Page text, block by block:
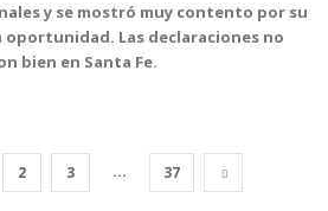
y se mostró muy contento por su
oportunidad. Las declaraciones no
bien en Santa Fe.
2 3 ... 37